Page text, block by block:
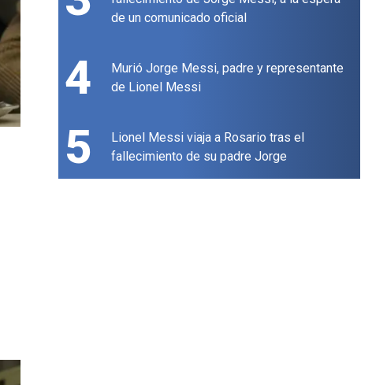
de un comunicado oficial
4
Murió Jorge Messi, padre y representante
de Lionel Messi
5
Lionel Messi viaja a Rosario tras el
fallecimiento de su padre Jorge